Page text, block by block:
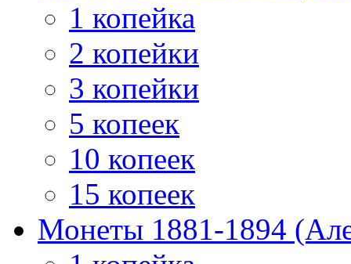
1 копейка
2 копейки
3 копейки
5 копеек
10 копеек
15 копеек
Монеты 1881-1894